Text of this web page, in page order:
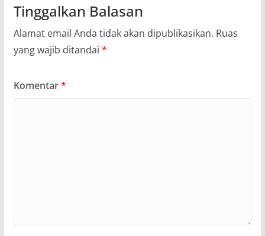
Tinggalkan Balasan
Alamat email Anda tidak akan dipublikasikan. Ruas
yang wajib ditandai *
Komentar*